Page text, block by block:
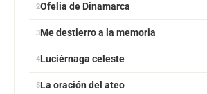
Ofelia de Dinamarca
Me destierro a la memoria
Luciérnaga celeste
La oración del ateo